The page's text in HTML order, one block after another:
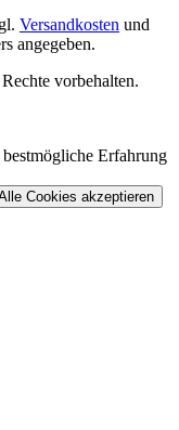
Versandkosten und
angegeben.
vorbehalten.
Erfahrung
Cookies akzeptieren